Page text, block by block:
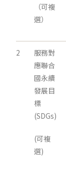
（可複
選）
2
服務對
應聯合
國永續
發展目
標
(SDGs)
(可複
選)